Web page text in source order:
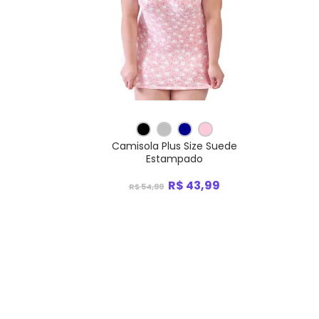
Camisola Plus Size Suede
Estampado
R$ 54,99 R$ 43,99